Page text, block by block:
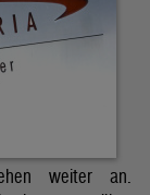
weiter an.